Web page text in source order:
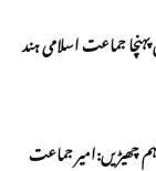
جماعت اسلامی ہند
چھیڑیں:امیر جماعت